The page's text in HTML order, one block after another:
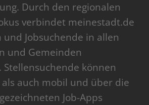
Durch den regionalen
verbindet meinestadt.de
Jobsuchende in allen
und Gemeinden
Stellensuchende können
auch mobil und über die
Job-Apps